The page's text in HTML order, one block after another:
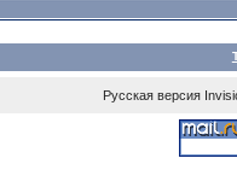
Русская версия